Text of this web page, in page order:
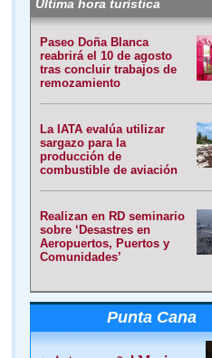
Última hora turística
Paseo Doña Blanca
reabrirá el 10 de agosto
tras concluir trabajos de
remozamiento
La IATA evalúa utilizar
sargazo para la
producción de
combustible de aviación
Realizan en RD seminario
sobre ‘Desastres en
Aeropuertos, Puertos y
Comunidades’
Punta Cana